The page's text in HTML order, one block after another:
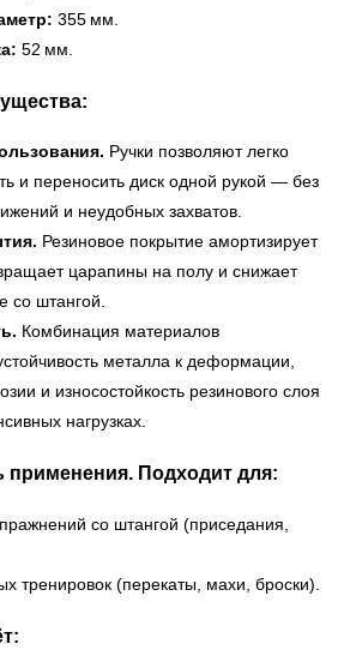
355 мм.
52 мм.
Ручки позволяют легко
и переносить диск одной рукой — без
и неудобных захватов.
Резиновое покрытие амортизирует
царапины на полу и снижает
со штангой.
Комбинация материалов
металла к деформации,
и износостойкость резинового слоя
нагрузках.
применения. Подходит для:
со штангой (приседания,
тренировок (перекаты, махи, броски).